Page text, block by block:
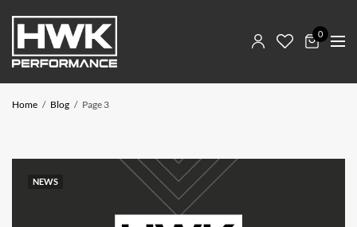
0
Home Blog Page 3
NEWS